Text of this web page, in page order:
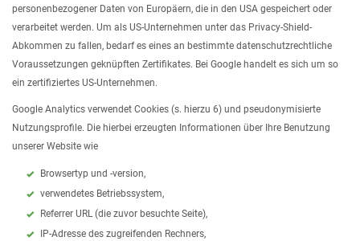
personenbezogener Daten von Europäern, die in den USA gespeichert oder
verarbeitet werden. Um als US-Unternehmen unter das Privacy-Shield-
Abkommen zu fallen, bedarf es eines an bestimmte datenschutzrechtliche
Voraussetzungen geknüpften Zertifikates. Bei Google handelt es sich um so
ein zertifiziertes US-Unternehmen.
Google Analytics verwendet Cookies (s. hierzu 6) und pseudonymisierte
Nutzungsprofile. Die hierbei erzeugten Informationen über Ihre Benutzung
unserer Website wie
Browsertyp und -version,
verwendetes Betriebssystem,
Referrer URL (die zuvor besuchte Seite),
IP-Adresse des zugreifenden Rechners,